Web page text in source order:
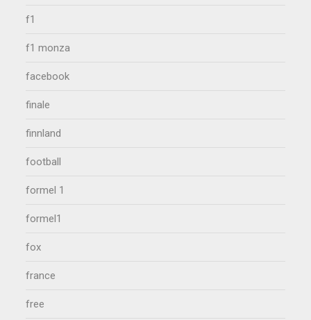
f1
f1 monza
facebook
finale
finnland
football
formel 1
formel1
fox
france
free